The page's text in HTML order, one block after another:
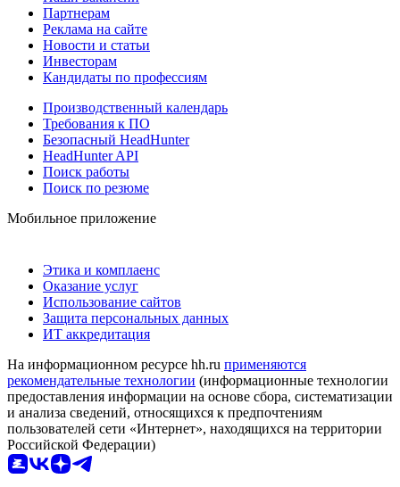
Партнерам
Реклама на сайте
Новости и статьи
Инвесторам
Кандидаты по профессиям
Производственный календарь
Требования к ПО
Безопасный HeadHunter
HeadHunter API
Поиск работы
Поиск по резюме
Мобильное приложение
Этика и комплаенс
Оказание услуг
Использование сайтов
Защита персональных данных
ИТ аккредитация
На информационном ресурсе hh.ru применяются
рекомендательные технологии (информационные технологии
предоставления информации на основе сбора, систематизации
и анализа сведений, относящихся к предпочтениям
пользователей сети «Интернет», находящихся на территории
Российской Федерации)